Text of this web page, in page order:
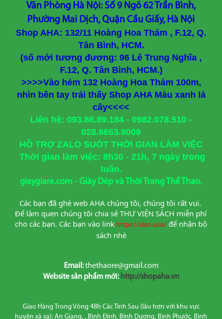
Văn Phòng Hà Nội: Số 9 Ngõ 62 Trần Bình,
Phường Mai Dịch, Quận Cầu Giấy, Hà Nội
Shop AHA: 132/11 Hoàng Hoa Thám , F.12, Q.
Tân Bình, HCM.
(số mới tương đương: 96 Lê Trung Nghĩa ,
F.12, Q. Tân Bình, HCM.)
>>>>Vào hẻm 132 Hoàng Hoa Thám 100m,
nhìn bên tay trái thấy Shop AHA Màu xanh lá
cây<<<<
Liên hệ: 093.86.89.184 - 0982.078.510 -
028.6653.9009
HỖ TRỢ ZALO SUỐT THỜI GIAN LÀM VIỆC
Thời gian làm việc: 8h30 - 21h, 7 ngày trong
tuần.
giaygiare.com - Giày Dép và Thời Trang Thể Thao.
Các bạn đã ghé web AHA chúng tôi, chúng tôi rất vui.
Để làm quen chúng tôi chia sẻ THƯ VIỆN SÁCH miễn phí
cho các bạn. Các bạn vào link https://alan.asia/ để nhận bộ
sách nhé
Email:thethaore@gmail.com
Website sản phẩm mới: http://shopaha.vn
Giao Hàng Trong Vòng 48h Các Tỉnh Sau (lâu hơn với khu vực
huyện xã xa): An Giang, , Bình Định, Bình Dương, Bình Phước, Bình